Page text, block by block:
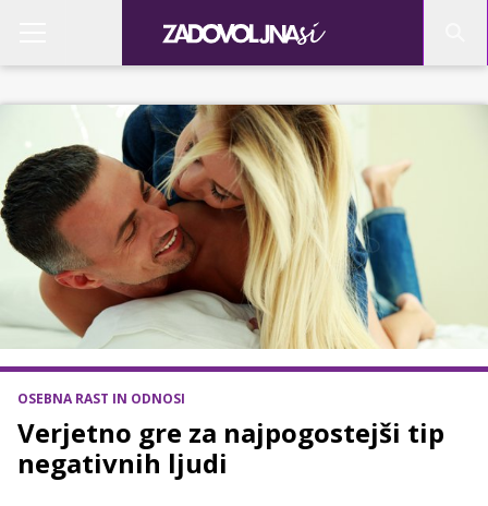
OSEBNA RAST IN ODNOSI
Verjetno gre za najpogostejši tip
negativnih ljudi